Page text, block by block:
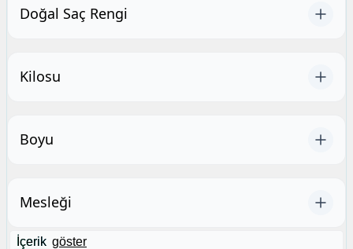
Doğal Saç Rengi
Kilosu
Boyu
Mesleği
İçerik göster